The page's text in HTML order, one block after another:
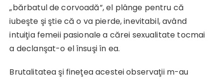
„bărbatul de corvoadă”, el plânge pentru că
iubeşte şi ştie că o va pierde, inevitabil, având
intuiţia femeii pasionale a cărei sexualitate tocmai
a declanşat-o el însuşi în ea.
Brutalitatea şi fineţea acestei observaţii m-au